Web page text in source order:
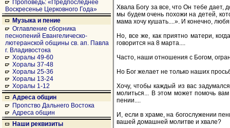
Проповедь: «Предпоследнее
Воскресенье Церковного Года»
Музыка и пение
Оглавление сборника
песнопений Евангелическо-
лютеранской общины св. ап. Павла
г. Владивостока
Хоралы 49-60
Хоралы 37-48
Хоралы 25-36
Хоралы 13-24
Хоралы 1-12
Адреса общин
Пропство Дальнего Востока
Адреса общин
Наши реквизиты
Хвала Богу за все, что Он тебе дает,
мы будем очень похожи на детей,
мама хочу кушать....». И конечно,
Но, все же, как приятно матери,
говорится на 8 марта....
Часто, наши отношения с Богом,
Но Бог желает не только наших
Хочу, чтобы каждый из вас
молиться... В этом может помочь
пении....
И, если в храме, на богослужении
вашей домашней молитве и хвале?